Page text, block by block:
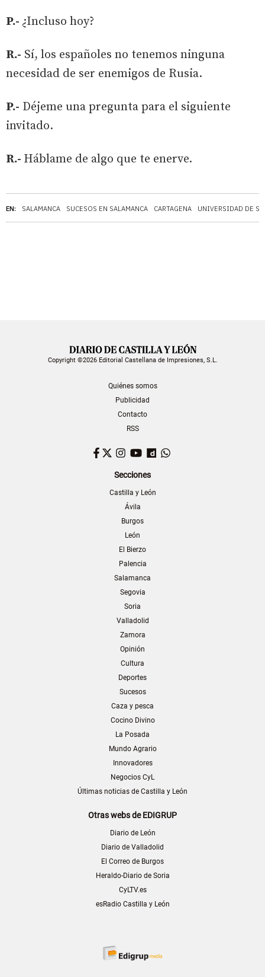
EN: SALAMANCA SUCESOS EN SALAMANCA CARTAGENA UNIVERSIDAD DE
P.- ¿Incluso hoy?
R.- Sí, los españoles no tenemos ninguna
necesidad de ser enemigos de Rusia.
P.- Déjeme una pregunta para el siguiente
invitado.
R.- Háblame de algo que te enerve.
Copyright ©2026 Editorial Castellana de Impresiones, S.L.
Quiénes somos
Publicidad
Contacto
RSS
Facebook
TwitterInstagram
YouTubeDailymotion
Secciones
Castilla y León
Ávila
Burgos
León
El Bierzo
Palencia
Salamanca
Segovia
Soria
Valladolid
Zamora
Opinión
Cultura
Deportes
Sucesos
Caza y pesca
Cocino Divino
La Posada
Mundo Agrario
Innovadores
Negocios CyL
Últimas noticias de Castilla y León
Otras webs de EDIGRUP
Diario de León
Diario de Valladolid
El Correo de Burgos
Heraldo-Diario de Soria
CyLTV.es
esRadio Castilla y León